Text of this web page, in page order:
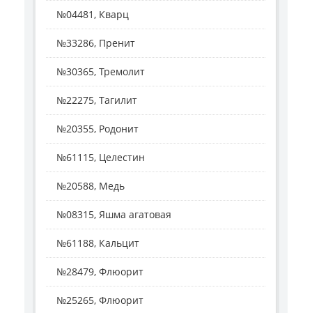
№04481, Кварц
№33286, Пренит
№30365, Тремолит
№22275, Тагилит
№20355, Родонит
№61115, Целестин
№20588, Медь
№08315, Яшма агатовая
№61188, Кальцит
№28479, Флюорит
№25265, Флюорит